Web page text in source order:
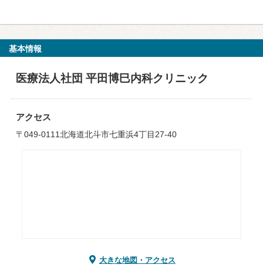
基本情報
医療法人社団 平田博巳内科クリニック
アクセス
〒049-0111北海道北斗市七重浜4丁目27-40
大きな地図・アクセス